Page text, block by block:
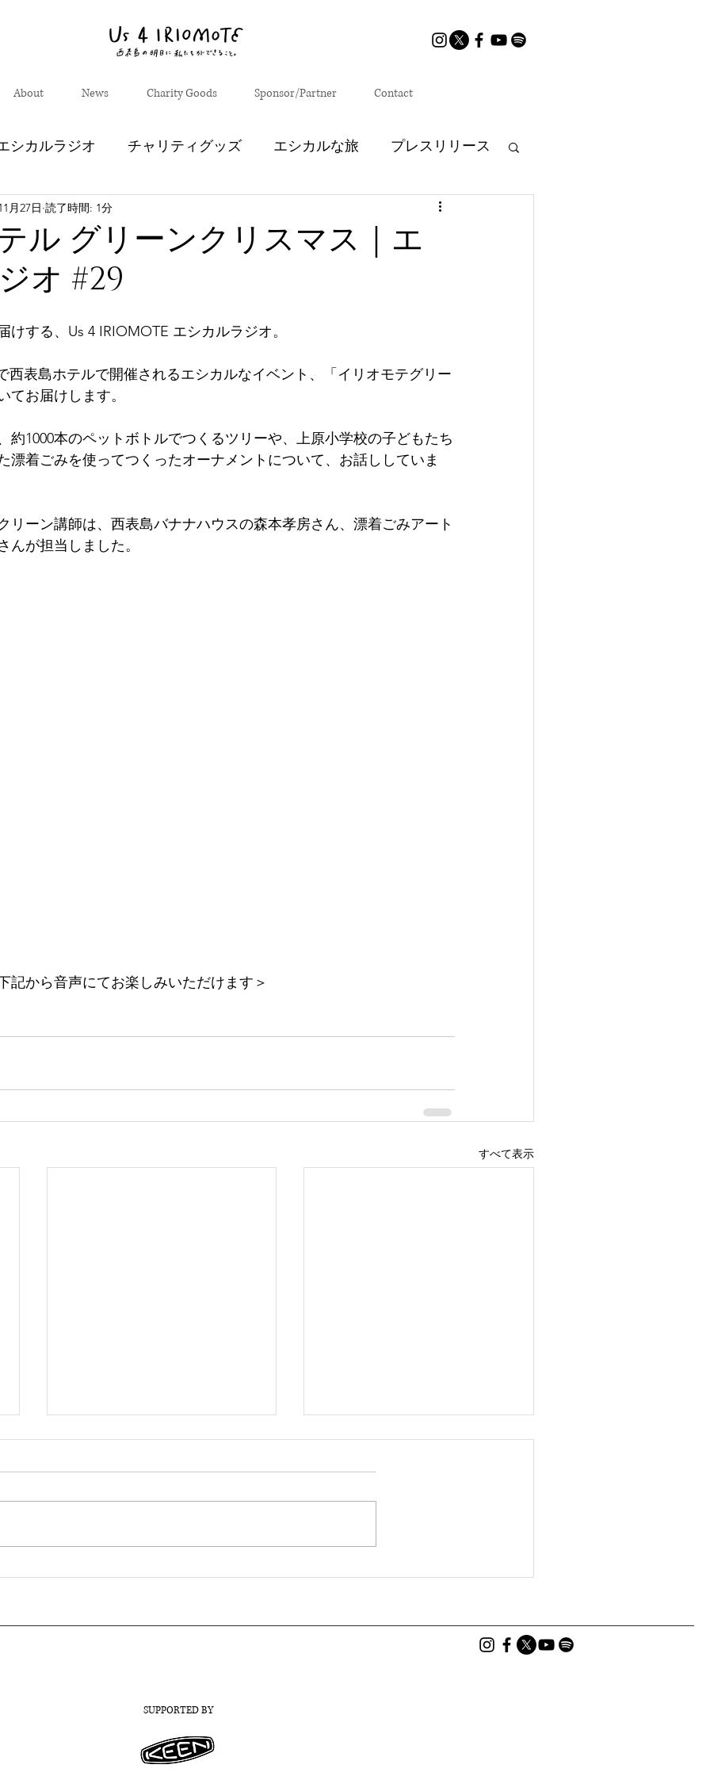
About News Charity Goods Sponsor/Partner Contact
シカルラジオ チャリティグッズ エシカルな旅 プレスリリース
西表エコツーリズムセンター
生流転」 芸術祭
ル グリーンクリスマス｜エ
オ #29
月27日 読了時間: 1分
けする、Us 4 IRIOMOTE エシカルラジオ。
西表島ホテルで開催されるエシカルなイベント、「イリオモテグリー
てお届けします。
約1000本のペットボトルでつくるツリーや、上原小学校の子どもたち
漂着ごみを使ってつくったオーナメントについて、お話ししていま
リーン講師は、西表島バナナハウスの森本孝房さん、漂着ごみアート
んが担当しました。
記から音声にてお楽しみいただけます＞
すべて表示
「おじゃまします」からはじ
ました！｜エシカルラジオ＃
竹芸？島芸？〜新しい芸術祭
SUPPORTED BY